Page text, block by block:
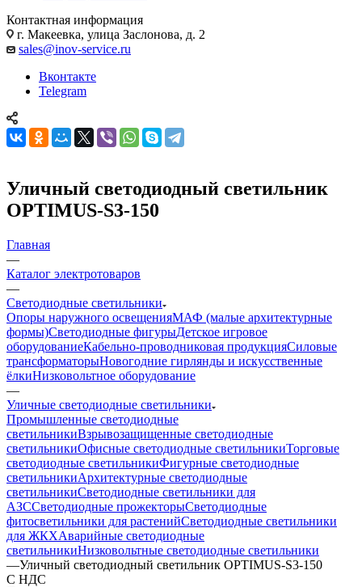
Контактная информация
г. Макеевка, улица Заслонова, д. 2
sales@inov-service.ru
Вконтакте
Telegram
Уличный светодиодный светильник
OPTIMUS-S3-150
Главная
—
Каталог электротоваров
—
Светодиодные светильники
Опоры наружного освещенияМАФ (малые архитектурные
формы)Светодиодные фигурыДетское игровое
оборудованиеКабельно-проводниковая продукцияСиловые
трансформаторыНовогодние гирлянды и искусственные
ёлкиНизковольтное оборудование
—
Уличные светодиодные светильники
Промышленные светодиодные
светильникиВзрывозащищенные светодиодные
светильникиОфисные светодиодные светильникиТорговые
светодиодные светильникиФигурные светодиодные
светильникиАрхитектурные светодиодные
светильникиСветодиодные светильники для
АЗССветодиодные прожекторыСветодиодные
фитосветильники для растенийСветодиодные светильники
для ЖКХАварийные светодиодные
светильникиНизковольтные светодиодные светильники
—Уличный светодиодный светильник OPTIMUS-S3-150
С НДС